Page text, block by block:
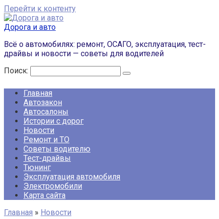
Перейти к контенту
Дорога и авто
Всё о автомобилях: ремонт, ОСАГО, эксплуатация, тест-
драйвы и новости — советы для водителей
Поиск:
Главная
Автозакон
Автосалоны
Истории с дорог
Новости
Ремонт и ТО
Советы водителю
Тест-драйвы
Тюнинг
Эксплуатация автомобиля
Электромобили
Карта сайта
Главная » Новости